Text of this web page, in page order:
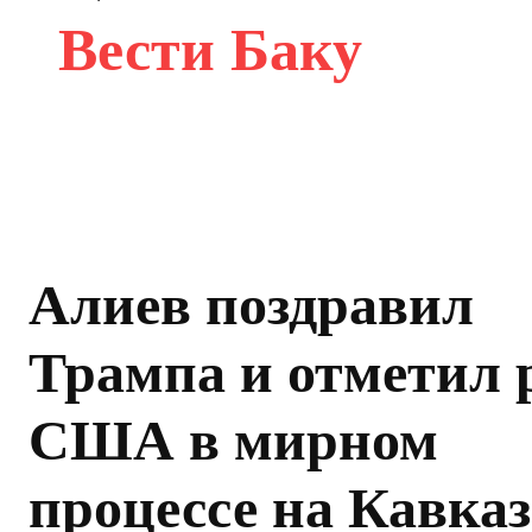
Вести Баку
Алиев поздравил
Трампа и отметил
США в мирном
процессе на